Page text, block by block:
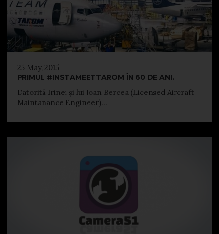
25 May, 2015
PRIMUL #INSTAMEETTAROM ÎN 60 DE ANI.
Datorită Irinei și lui Ioan Bercea (Licensed Aircraft
Maintanance Engineer)...